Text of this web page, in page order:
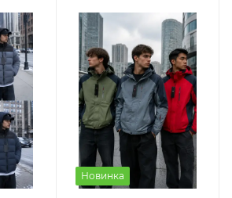
Новинка